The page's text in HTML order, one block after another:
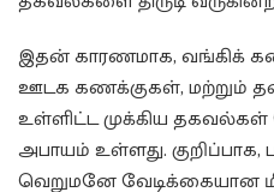
இதன் காரணமாக, வங்கிக்
ஊடக கணக்குகள், மற்றும்
உள்ளிட்ட முக்கிய தகவல்கள்
அபாயம் உள்ளது.
வெறுமனே வேடிக்கையான